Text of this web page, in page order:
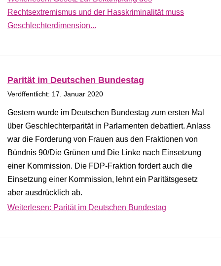
Rechtsextremismus und der Hasskriminalität muss
Geschlechterdimension...
Parität im Deutschen Bundestag
Veröffentlicht: 17. Januar 2020
Gestern wurde im Deutschen Bundestag zum ersten Mal
über Geschlechterparität in Parlamenten debattiert. Anlass
war die Forderung von Frauen aus den Fraktionen von
Bündnis 90/Die Grünen und Die Linke nach Einsetzung
einer Kommission. Die FDP-Fraktion fordert auch die
Einsetzung einer Kommission, lehnt ein Paritätsgesetz
aber ausdrücklich ab.
Weiterlesen: Parität im Deutschen Bundestag